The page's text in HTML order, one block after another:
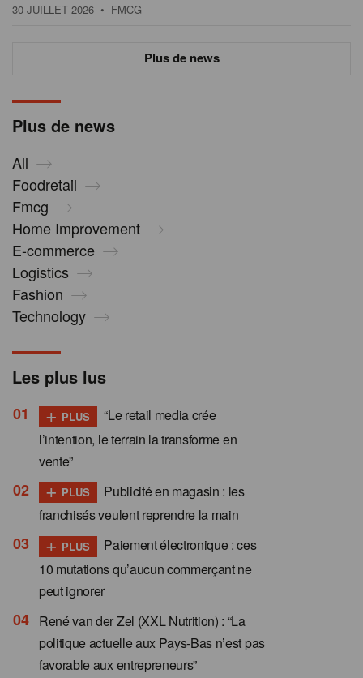
Plus de news
All
Foodretail
Fmcg
Home Improvement
E-commerce
Logistics
Fashion
Technology
30 JUILLET 2026 • FMCG
Plus de news
Les plus lus
+ PLUS
“Le retail media crée
l’intention, le terrain la transforme en
vente”
+ PLUS
Publicité en magasin : les
franchisés veulent reprendre la main
+ PLUS
Paiement électronique : ces
10 mutations qu’aucun commerçant ne
peut ignorer
René van der Zel (XXL Nutrition) : “La
politique actuelle aux Pays-Bas n’est pas
favorable aux entrepreneurs”